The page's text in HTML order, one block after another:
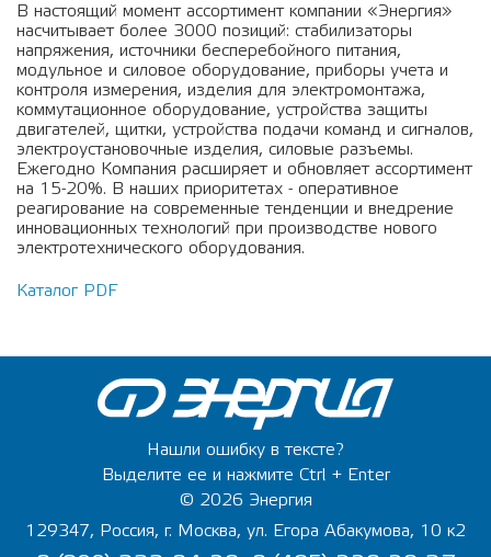
В настоящий момент ассортимент компании «Энергия»
насчитывает более 3000 позиций: стабилизаторы
напряжения, источники бесперебойного питания,
модульное и силовое оборудование, приборы учета и
контроля измерения, изделия для электромонтажа,
коммутационное оборудование, устройства защиты
двигателей, щитки, устройства подачи команд и сигналов,
электроустановочные изделия, силовые разъемы.
Ежегодно Компания расширяет и обновляет ассортимент
на 15-20%. В наших приоритетах - оперативное
реагирование на современные тенденции и внедрение
инновационных технологий при производстве нового
электротехнического оборудования.
Каталог PDF
Нашли ошибку в тексте?
Выделите ее и нажмите Ctrl + Enter
© 2026 Энергия
129347, Россия, г. Москва, ул. Егора Абакумова, 10 к2